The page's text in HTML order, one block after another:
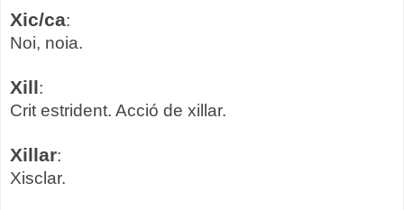
Xic/ca:
Noi, noia.
Xill:
Crit estrident. Acció de xillar.
Xillar:
Xisclar.